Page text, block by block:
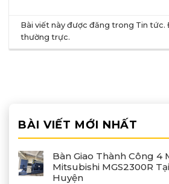
Bài viết này được đăng trong Tin tức.
thường trực.
BÀI VIẾT MỚI NHẤT
Bàn Giao Thành Công 4
Mitsubishi MGS2300R
Huyện